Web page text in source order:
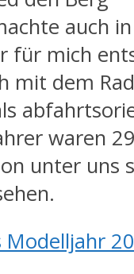
auch
für mich
mit dem
waren
unter uns